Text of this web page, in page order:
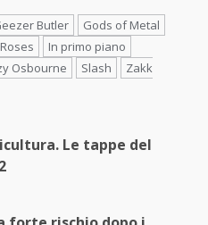
Butler
Gods of Metal
In primo piano
Osbourne Slash
Zakk
Le tappe del